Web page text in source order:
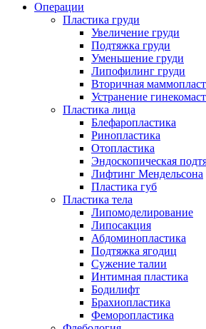
Операции
Пластика груди
Увеличение груди
Подтяжка груди
Уменьшение груди
Липофилинг груди
Вторичная
Устранение
Пластика лица
Блефаропластика
Ринопластика
Отопластика
Эндоскопическая
Лифтинг Мендельсона
Пластика губ
Пластика тела
Липомоделирование
Липосакция
Абдоминопластика
Подтяжка ягодиц
Сужение талии
Интимная пластика
Бодилифт
Брахиопластика
Феморопластика